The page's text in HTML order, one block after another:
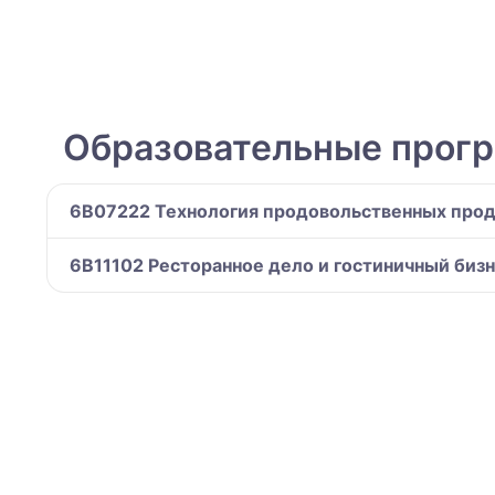
Образовательные
6B07222 Технология продовольственных
6B11102 Ресторанное дело и гостиничный